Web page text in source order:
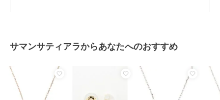
サマンサティアラからあなたへのおすすめ